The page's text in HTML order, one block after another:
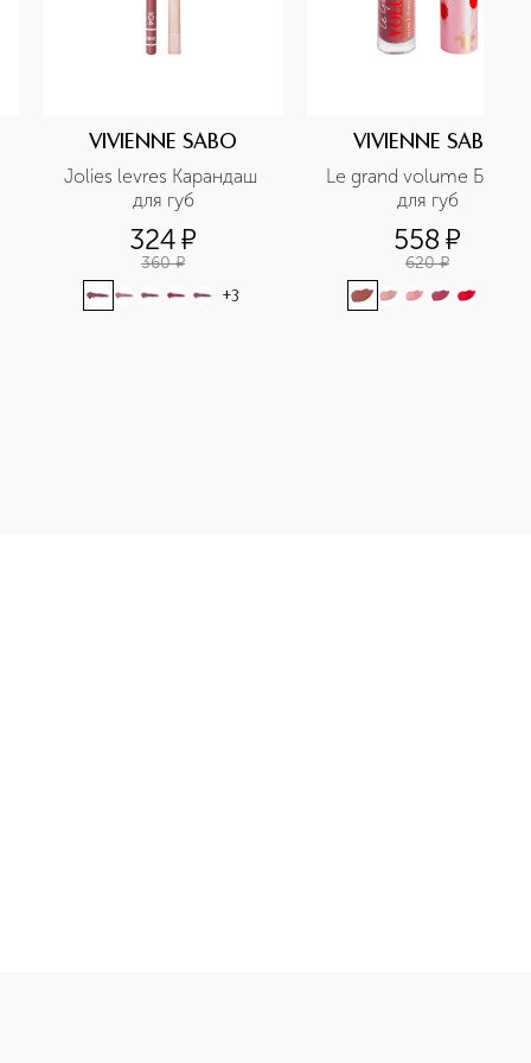
VIVIENNE SABO
Jolies levres Карандаш
для губ
324¤
360 ¤
+3
VIVIENNE SABO
Le grand volume Блеск
для губ
558 ¤
620 ¤